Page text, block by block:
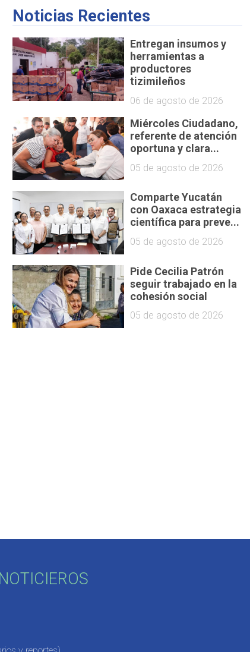
Noticias Recientes
Entregan insumos y
herramientas a
productores
tizimileños
06 de agosto de 2026
Miércoles Ciudadano,
referente de atención
oportuna y clara...
05 de agosto de 2026
Comparte Yucatán
con Oaxaca estrategia
científica para preve...
05 de agosto de 2026
Pide Cecilia Patrón
seguir trabajado en la
cohesión social
05 de agosto de 2026